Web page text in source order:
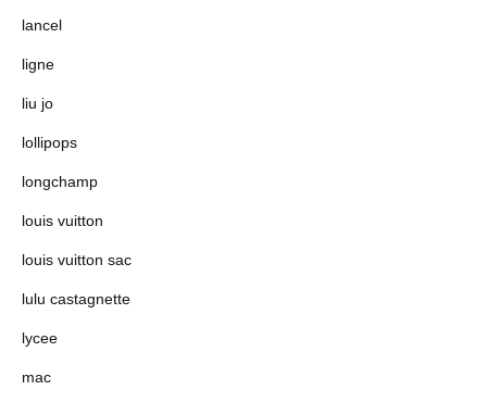
lancel
ligne
liu jo
lollipops
longchamp
louis vuitton
louis vuitton sac
lulu castagnette
lycee
mac